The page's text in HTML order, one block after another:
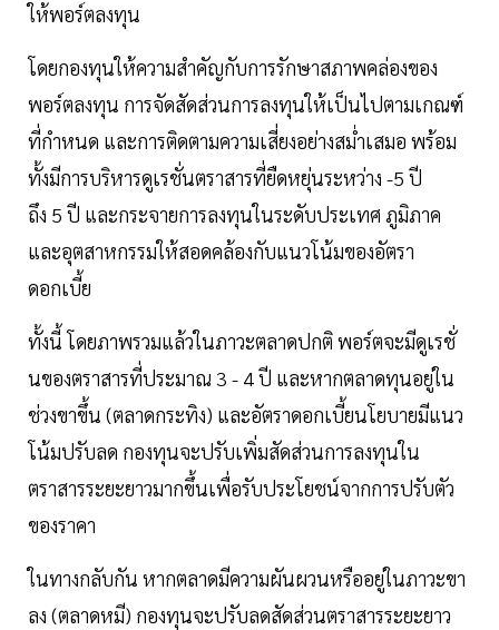
ให้พอร์ตลงทุน
โดยกองทุนให้ความสำคัญกับการรักษาสภาพคล่องของ
พอร์ตลงทุน การจัดสัดส่วนการลงทุนให้เป็นไปตามเกณฑ์
ที่กำหนด และการติดตามความเสี่ยงอย่างสม่ำเสมอ พร้อม
ทั้งมีการบริหารดูเรชั่นตราสารที่ยืดหยุ่นระหว่าง -5 ปี
ถึง 5 ปี และกระจายการลงทุนในระดับประเทศ ภูมิภาค
และอุตสาหกรรมให้สอดคล้องกับแนวโน้มของอัตรา
ดอกเบี้ย
ทั้งนี้ โดยภาพรวมแล้วในภาวะตลาดปกติ พอร์ตจะมีดูเรชั่
นของตราสารที่ประมาณ 3 - 4 ปี และหากตลาดทุนอยู่ใน
ช่วงขาขึ้น (ตลาดกระทิง) และอัตราดอกเบี้ยนโยบายมีแนว
โน้มปรับลด กองทุนจะปรับเพิ่มสัดส่วนการลงทุนใน
ตราสารระยะยาวมากขึ้นเพื่อรับประโยชน์จากการปรับตัว
ของราคา
ในทางกลับกัน หากตลาดมีความผันผวนหรืออยู่ในภาวะขา
ลง (ตลาดหมี) กองทุนจะปรับลดสัดส่วนตราสารระยะยาว